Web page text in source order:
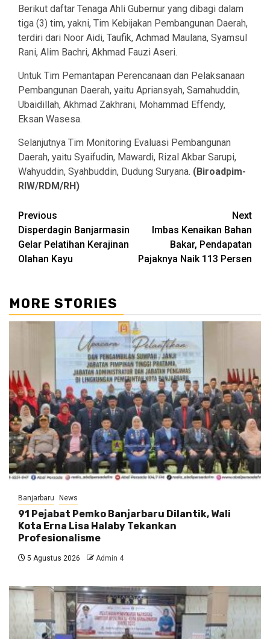
Berikut daftar Tenaga Ahli Gubernur yang dibagi dalam
tiga (3) tim, yakni, Tim Kebijakan Pembangunan Daerah,
terdiri dari Noor Aidi, Taufik, Achmad Maulana, Syamsul
Rani, Alim Bachri, Akhmad Fauzi Aseri.
Untuk Tim Pemantapan Perencanaan dan Pelaksanaan
Pembangunan Daerah, yaitu Apriansyah, Samahuddin,
Ubaidillah, Akhmad Zakhrani, Mohammad Effendy,
Eksan Wasesa.
Selanjutnya Tim Monitoring Evaluasi Pembangunan
Daerah, yaitu Syaifudin, Mawardi, Rizal Akbar Sarupi,
Wahyuddin, Syahbuddin, Dudung Suryana. (Biroadpim-
RIW/RDM/RH)
Continue
Reading
Previous
Disperdagin Banjarmasin
Gelar Pelatihan Kerajinan
Olahan Kayu
Next
Imbas Kenaikan Bahan
Bakar, Pendapatan
Pajaknya Naik 113 Persen
MORE STORIES
Banjarbaru News
91 Pejabat Pemko Banjarbaru Dilantik, Wali
Kota Erna Lisa Halaby Tekankan
Profesionalisme
5 Agustus 2026 Admin 4